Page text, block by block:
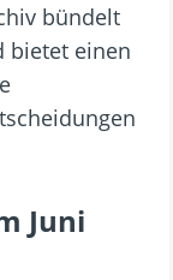
bündelt
bietet einen
Juni